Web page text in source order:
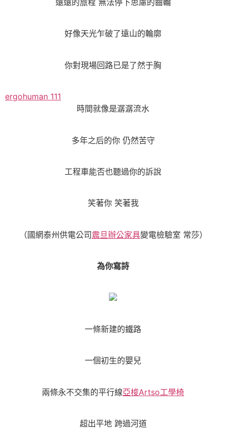
遠遠的旅程 無法停下思慮的齒輪
好像天光乍破了遠山的輪廓
你對現場回路已是了然于胸
ergohuman 111
時間就像是潺潺流水
多年之后的你 仍然苦守
工程車能否也聽過你的訴說
笑著你 笑著我
（國網泰州供電公司震旦辦公家具變電檢驗室 常莎）
為你寫詩
一條新建的鐵路
一個初生的嬰兒
兩條永不交集的平行線亞梭Artso工學椅
超出平地 跨過河道